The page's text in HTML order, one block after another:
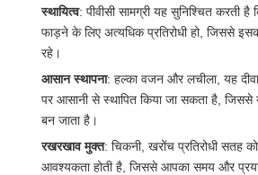
स्थायित्व: पीवीसी सामग्री यह सुनिश्चित करती
फाड़ने के लिए अत्यधिक प्रतिरोधी हो, जिससे
रहे।
आसान स्थापना: हल्का वजन और लचीला, यह
पर आसानी से स्थापित किया जा सकता है,
बन जाता है।
रखरखाव मुक्त: चिकनी, खरोंच प्रतिरोधी सतह
आवश्यकता होती है, जिससे आपका समय और